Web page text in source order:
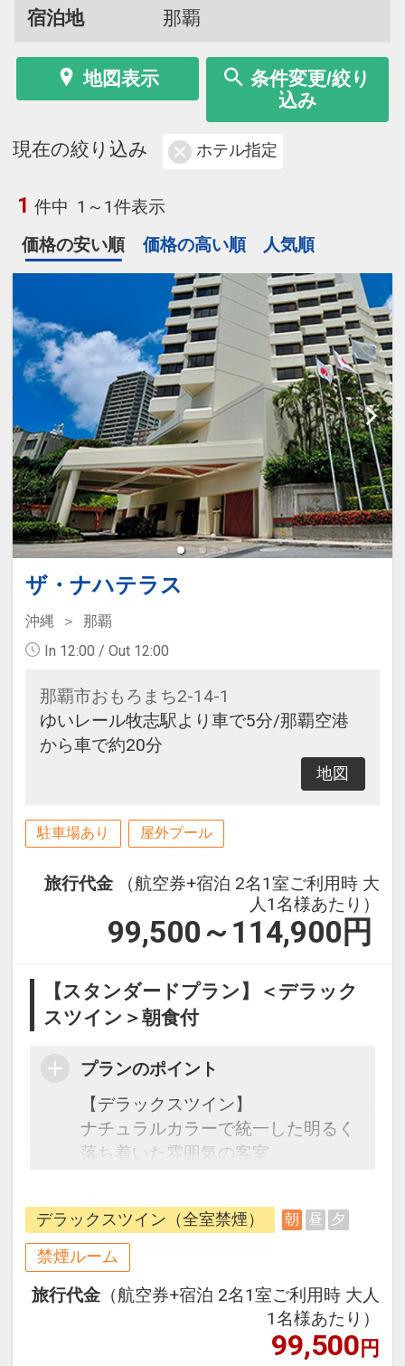
宿泊地
那覇
地図表示
条件変更/絞り
込み
現在の絞り込み ホテル指定
1 件中 1～1件表示
価格の安い順
価格の高い順 人気順
ザ・ナハテラス
沖縄
那覇
In 12:00 / Out 12:00
那覇市おもろまち2-14-1
ゆいレール牧志駅より車で5分/那覇空港
から車で約20分
地図
駐車場あり 屋外プール
旅行代金
（航空券+宿泊 2名1室ご利用時 大
人1名様あたり）
99,500～114,900 円
【スタンダードプラン】＜デラック
スツイン＞朝食付
プランのポイント
【デラックスツイン】
ナチュラルカラーで統一した明るく
落ち着いた雰囲気の客室。
ベッドをご用意しております。
●朝食●
「ファヌアン」にて洋食メニューを
ご用意。前日までの予約制で和定食
デラックスツイン（全室禁煙） 朝 昼 夕
禁煙ルーム
旅行代金 （航空券+宿泊 2名1室ご利用時 大人
1名様あたり）
99,500円